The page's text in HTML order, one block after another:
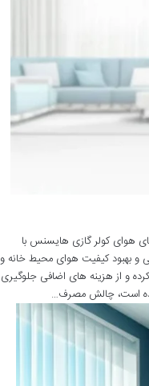
هوای کولر گازی هایسنس با
و بهبود کیفیت هوای محیط خانه و
و از هزینه های اضافی جلوگیری
شده است، چالش مصرف…